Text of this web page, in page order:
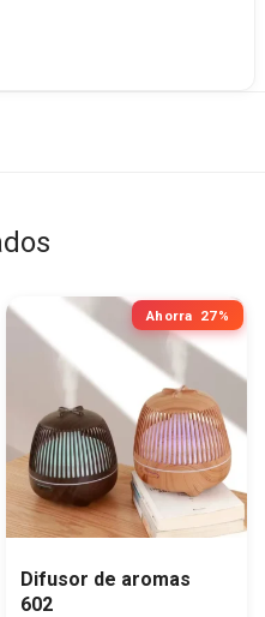
Ahorra 27%
Difusor de aromas
602